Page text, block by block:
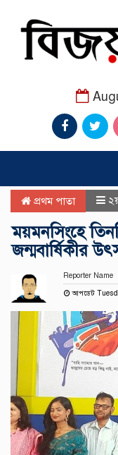
প্রথম পাতা
ময়মনসিংহে
জন্মবার্ষিকীর
Reporter Name
আপডেট